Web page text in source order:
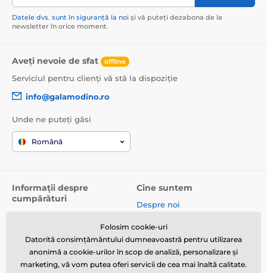
Datele dvs. sunt în siguranță la noi și vă puteți dezabona de la
newsletter în orice moment.
Aveți nevoie de sfat offline
Serviciul pentru clienți vă stă la dispoziție
info@galamodino.ro
Unde ne puteți găsi
Română
Informații despre
cumpărături
Returnare produse și
reclamații
Cine suntem
Despre noi
Parteneriat cu Galamodino
Folosim cookie-uri
Datorită consimțământului dumneavoastră pentru utilizarea
anonimă a cookie-urilor în scop de analiză, personalizare și
marketing, vă vom putea oferi servicii de cea mai înaltă calitate.